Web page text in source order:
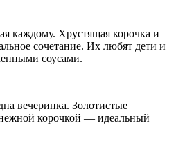
каждому. Хрустящая корочка и
сочетание. Их любят дети и
соусами.
вечеринка. Золотистые
корочкой — идеальный